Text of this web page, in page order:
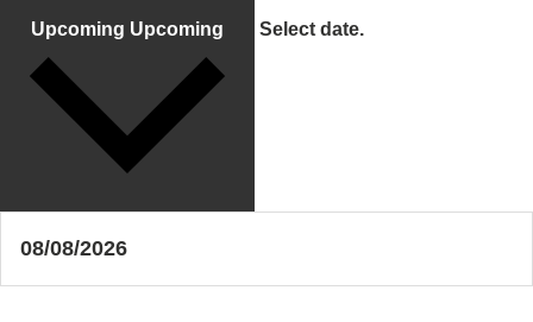
Upcoming Upcoming Select date.